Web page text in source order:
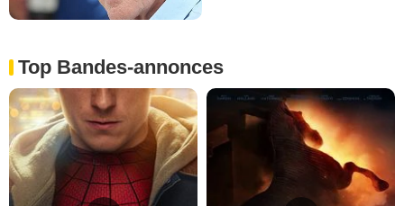
Top Bandes-annonces